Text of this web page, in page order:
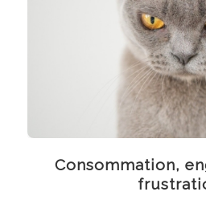
Consommation,